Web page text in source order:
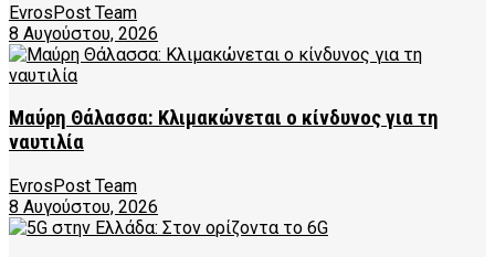
EvrosPost Team
8 Αυγούστου, 2026
Μαύρη Θάλασσα: Κλιμακώνεται ο κίνδυνος για τη
ναυτιλία
EvrosPost Team
8 Αυγούστου, 2026